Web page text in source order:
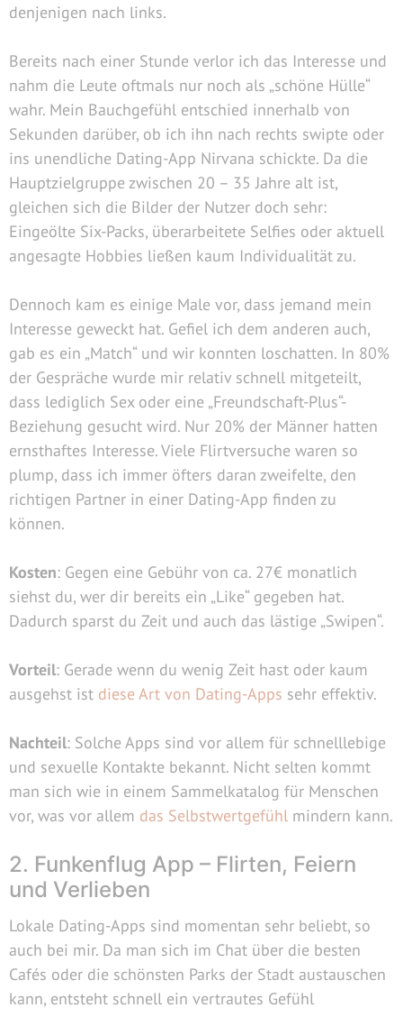
denjenigen nach links.
Bereits nach einer Stunde verlor ich das Interesse und
nahm die Leute oftmals nur noch als „schöne Hülle“
wahr. Mein Bauchgefühl entschied innerhalb von
Sekunden darüber, ob ich ihn nach rechts swipte oder
ins unendliche Dating-App Nirvana schickte. Da die
Hauptzielgruppe zwischen 20 – 35 Jahre alt ist,
gleichen sich die Bilder der Nutzer doch sehr:
Eingeölte Six-Packs, überarbeitete Selfies oder aktuell
angesagte Hobbies ließen kaum Individualität zu.
Dennoch kam es einige Male vor, dass jemand mein
Interesse geweckt hat. Gefiel ich dem anderen auch,
gab es ein „Match“ und wir konnten loschatten. In 80%
der Gespräche wurde mir relativ schnell mitgeteilt,
dass lediglich Sex oder eine „Freundschaft-Plus“-
Beziehung gesucht wird. Nur 20% der Männer hatten
ernsthaftes Interesse. Viele Flirtversuche waren so
plump, dass ich immer öfters daran zweifelte, den
richtigen Partner in einer Dating-App finden zu
können.
Kosten: Gegen eine Gebühr von ca. 27€ monatlich
siehst du, wer dir bereits ein „Like“ gegeben hat.
Dadurch sparst du Zeit und auch das lästige „Swipen“.
Vorteil: Gerade wenn du wenig Zeit hast oder kaum
ausgehst ist diese Art von Dating-Apps sehr effektiv.
Nachteil: Solche Apps sind vor allem für schnelllebige
und sexuelle Kontakte bekannt. Nicht selten kommt
man sich wie in einem Sammelkatalog für Menschen
vor, was vor allem das Selbstwertgefühl mindern kann.
2. Funkenflug App – Flirten, Feiern
und Verlieben
Lokale Dating-Apps sind momentan sehr beliebt, so
auch bei mir. Da man sich im Chat über die besten
Cafés oder die schönsten Parks der Stadt austauschen
kann, entsteht schnell ein vertrautes Gefühl